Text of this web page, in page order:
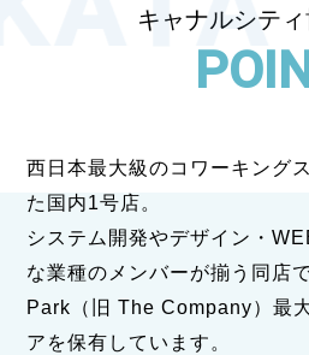
キャナルシテ
西日本最大級のコワーキング
た国内1号店。
システム開発やデザイン・
な業種のメンバーが揃う同店
Park（旧 The Company）最
アを保有しています。